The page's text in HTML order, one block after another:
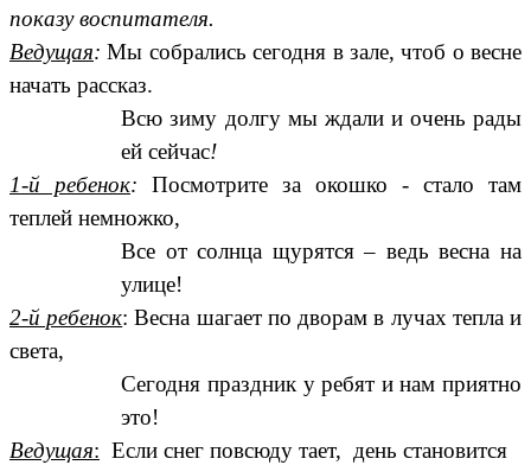
показу воспитателя.
Ведущая:Мы собрались сегодня в зале, чтоб о весне
начать рассказ.
Всю зиму долгу мы ждали и очень рады
ей сейчас!
1-й ребенок: Посмотрите за окошко - стало там
теплей немножко,
Все от солнца щурятся – ведь весна на
улице!
2-й ребенок: Весна шагает по дворам в лучах тепла и
света,
Сегодня праздник у ребят и нам приятно
это!
Ведущая: Если снег повсюду тает, день становится